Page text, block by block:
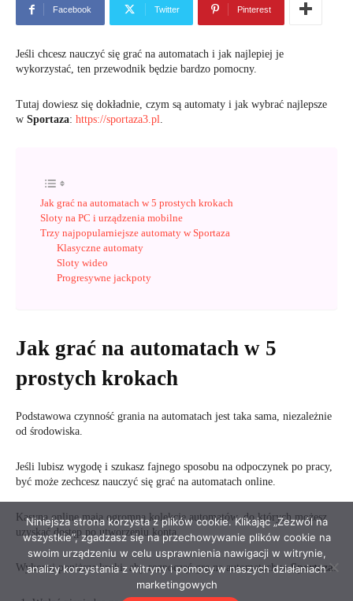
Niniejsza strona korzysta z plików cookie. Klikając „Zezwól na
wszystkie”, zgadzasz się na przechowywanie plików cookie na
swoim urządzeniu w celu usprawnienia nawigacji w witrynie,
analizy korzystania z witryny i pomocy w naszych działaniach
marketingowych